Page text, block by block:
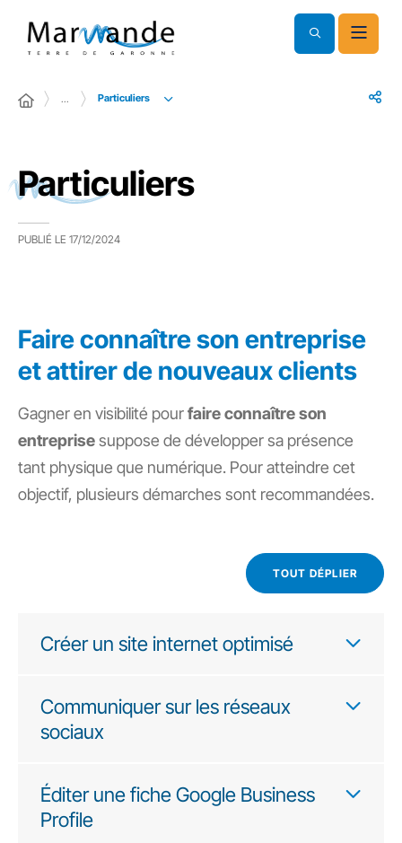
… Particuliers
Particuliers
PUBLIÉ LE 17/12/2024
Faire connaître son entreprise
et attirer de nouveaux clients
Gagner en visibilité pourfaire connaître son
entreprisesuppose de développer sa présence
tant physique que numérique. Pour atteindre cet
objectif, plusieurs démarches sont recommandées.
TOUT DÉPLIER
Créer un site internet optimisé
Communiquer sur les réseaux
sociaux
Éditer une fiche Google Business
Profile